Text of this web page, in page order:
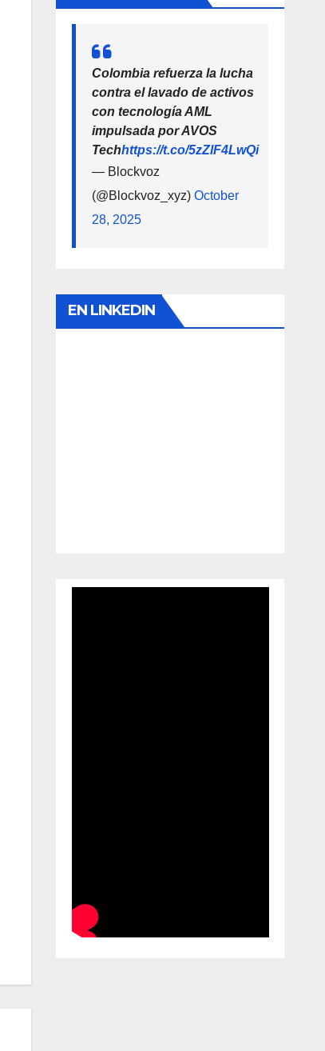
Colombia refuerza la lucha
contra el lavado de activos
con tecnología AML
impulsada por AVOS
Techhttps://t.co/5zZlF4LwQi
— Blockvoz
(@Blockvoz_xyz) October
28, 2025
EN LINKEDIN